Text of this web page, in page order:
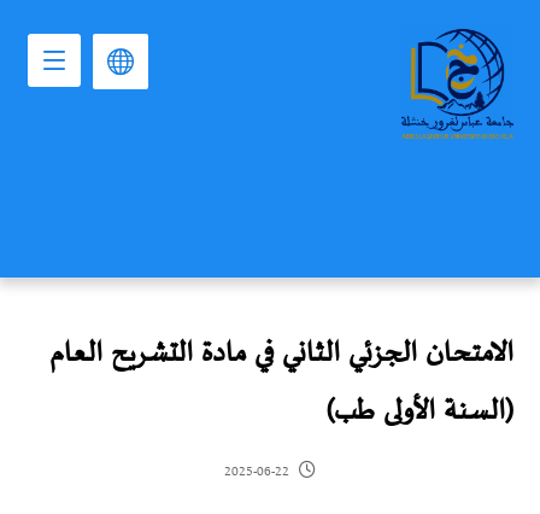
الامتحان الجزئي الثاني في مادة التشريح العام
(السنة الأولى طب)
2025-06-22